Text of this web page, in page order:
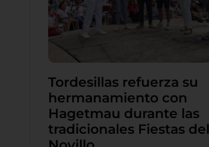
Tordesillas refuerza su
hermanamiento con
Hagetmau durante las
tradicionales Fiestas del